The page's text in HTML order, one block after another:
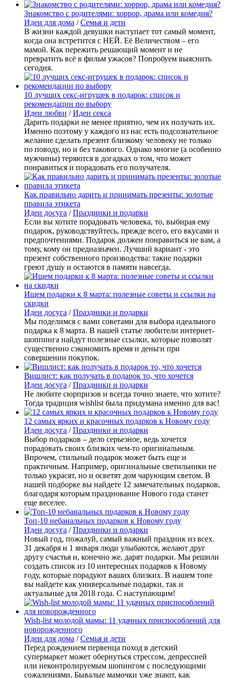
Знакомство с родителями: хоррор, драма или комедия?
Идеи для дома /Семья и дети
В жизни каждой девушки наступает тот самый момент,
когда она встретится с НЕЙ. Её Величеством – его
мамой. Как пережить решающий момент и не
превратить всё в фильм ужасов? Попробуем выяснить
сегодня.
10 лучших секс-игрушек в подарок: список и
рекомендации по выбору
Идеи любви /Идеи секса
Дарить подарки не менее приятно, чем их получать их.
Именно поэтому у каждого из нас есть подсознательное
желание сделать презент близкому человеку не только
по поводу, но и без такового. Однако многие (а особенно
мужчины) теряются в догадках о том, что может
понравиться и порадовать его получателя.
Как правильно дарить и принимать презенты: золотые
правила этикета
Идеи досуга /Праздники и подарки
Если вы хотите порадовать человека, то, выбирая ему
подарок, руководствуйтесь, прежде всего, его вкусами и
предпочтениями. Подарок должен понравиться не вам, а
тому, кому он предназначен. Лучший вариант - это
презент собственного производства: такие подарки
греют душу и остаются в памяти навсегда.
Ищем подарки к 8 марта: полезные советы и ссылки на
скидки
Идеи досуга /Праздники и подарки
Мы поделимся с вами советами для выбора идеального
подарка к 8 марта. В нашей статье любители интернет-
шоппинга найдут полезные ссылки, которые позволят
существенно сэкономить время и деньги при
совершении покупок.
Вишлист: как получать в подарок то, что хочется
Идеи досуга /Праздники и подарки
Не любите сюрпризов и всегда точно знаете, что хотите?
Тогда традиция wishlist была придумана именно для вас!
12 самых ярких и красочных подарков к Новому году
Идеи досуга /Праздники и подарки
Выбор подарков – дело серьезное, ведь хочется
порадовать своих близких чем-то оригинальным.
Впрочем, стильный подарок может быть еще и
практичным. Например, оригинальные светильники не
только украсят, но и осветят дом чарующим светом. В
нашей подборке вы найдете 12 замечательных подарков,
благодаря которым празднование Нового года станет
еще веселее.
Топ-10 небанальных подарков к Новому году
Идеи досуга /Праздники и подарки
Новый год, пожалуй, самый важный праздник из всех.
31 декабря и 1 января люди улыбаются, желают друг
другу счастья и, конечно же, дарят подарки. Мы решили
создать список из 10 интересных подарков к Новому
году, которые порадуют ваших близких. В нашем топе
вы найдете как универсальные подарки, так и
актуальные для 2018 года. С наступающим!
Wish-list молодой мамы: 11 удачных приспособлений для
новорожденного
Идеи для дома /Семья и дети
Перед рождением первенца поход в детский
супермаркет может обернуться стрессом, депрессией
или неконтролируемым шопингом с последующими
сожалениями. Бывалые мамочки уже знают, как